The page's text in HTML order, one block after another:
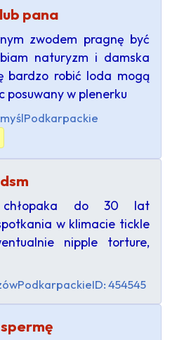
pana
zwodem pragnę być
naturyzm i damska
bardzo robić loda mogą
posuwany w plenerku
Podkarpackie
chłopaka do 30 lat
w klimacie tickle
nipple torture,
PodkarpackieID: 454545